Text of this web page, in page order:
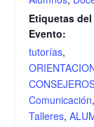
Etiquetas del
Evento:
tutorías,
Comunicación,
Talleres,